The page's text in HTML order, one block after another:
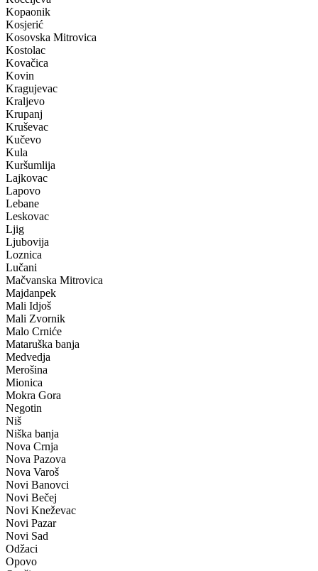
Kopaonik
Kosjerić
Kosovska Mitrovica
Kostolac
Kovačica
Kovin
Kragujevac
Kraljevo
Krupanj
Kruševac
Kučevo
Kula
Kuršumlija
Lajkovac
Lapovo
Lebane
Leskovac
Ljig
Ljubovija
Loznica
Lučani
Mačvanska Mitrovica
Majdanpek
Mali Idjoš
Mali Zvornik
Malo Crniće
Mataruška banja
Medvedja
Merošina
Mionica
Mokra Gora
Negotin
Niš
Niška banja
Nova Crnja
Nova Pazova
Nova Varoš
Novi Banovci
Novi Bečej
Novi Kneževac
Novi Pazar
Novi Sad
Odžaci
Opovo